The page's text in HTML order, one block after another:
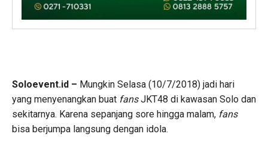
Soloevent.id – Mungkin Selasa (10/7/2018) jadi hari
yang menyenangkan buat fansJKT48 di kawasan Solo dan
sekitarnya. Karena sepanjang sore hingga malam, fans
bisa berjumpa langsung dengan idola.